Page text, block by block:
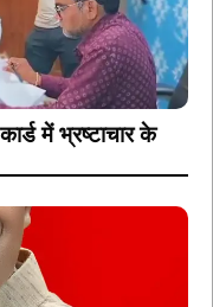
में भ्रष्टाचार के